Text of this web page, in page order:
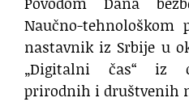
Naučno-tehnološkom
nastavnik iz Srbije u
„Digitalni čas“ iz
prirodnih i društvenih